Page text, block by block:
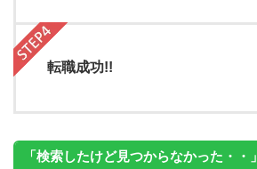
転職成功!!
「検索したけど見つからなかった・・」